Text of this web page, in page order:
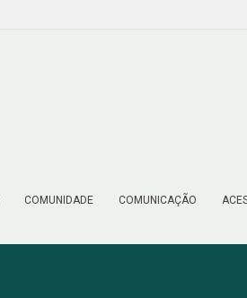
COMUNIDADE COMUNICAÇÃO